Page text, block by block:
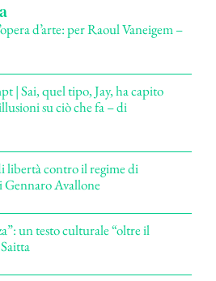
d’arte: per Raoul Vaneigem –
| Sai, quel tipo, Jay, ha capito
su ciò che fa – di
libertà contro il regime di
Avallone
un testo culturale “oltre il